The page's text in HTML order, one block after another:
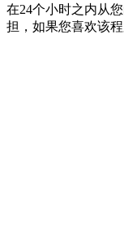
在24个小时之内从
担，如果您喜欢该